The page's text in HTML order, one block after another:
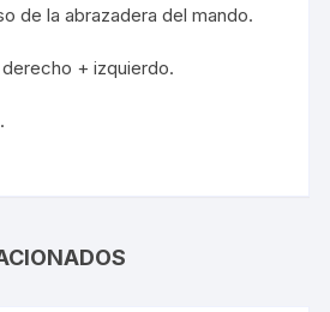
de la abrazadera del mando.
+ izquierdo.